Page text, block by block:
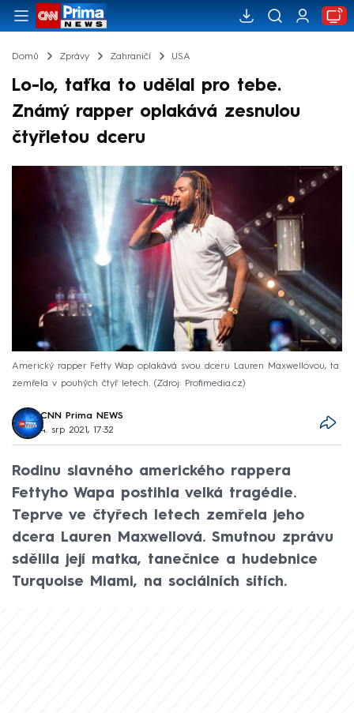
Domů Zprávy Zahraničí USA
Lo-lo, taťka to udělal pro tebe.
Známý rapper oplakává zesnulou
čtyřletou dceru
Americký rapper Fetty Wap oplakává svou dceru Lauren Maxwellovou, ta
zemřela v pouhých čtyř letech.
Zdroj: Profimedia.cz
CNN Prima NEWS
4. srp 2021, 17:32
Rodinu slavného amerického rappera
Fettyho Wapa postihla velká tragédie.
Teprve ve čtyřech letech zemřela jeho
dcera Lauren Maxwellová. Smutnou zprávu
sdělila její matka, tanečnice a hudebnice
Turquoise Miami, na sociálních sítích.